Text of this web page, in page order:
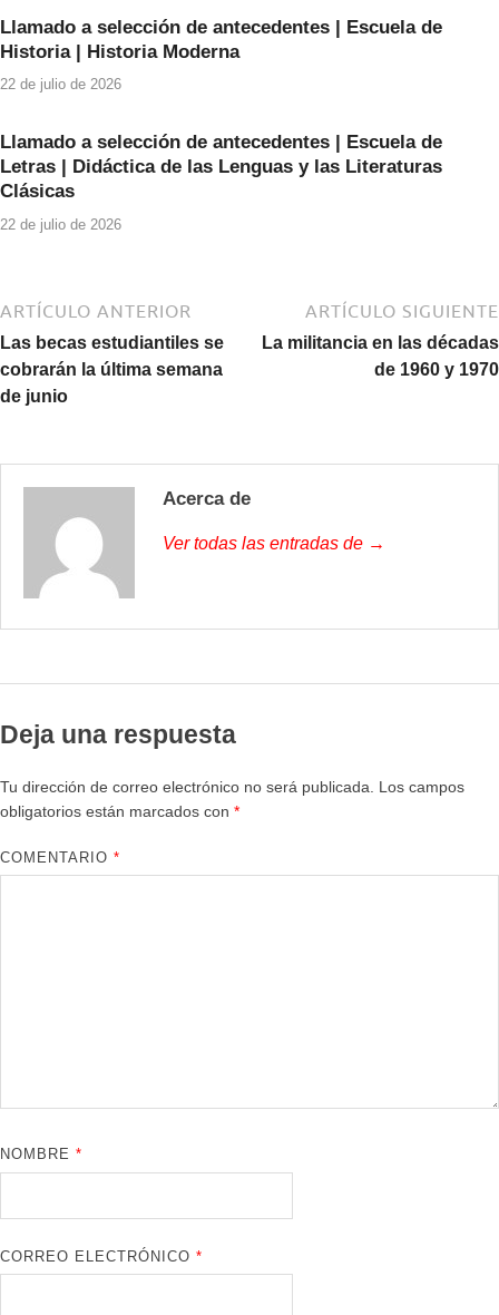
Llamado a selección de antecedentes | Escuela de
Historia | Historia Moderna
22 de julio de 2026
Llamado a selección de antecedentes | Escuela de
Letras | Didáctica de las Lenguas y las Literaturas
Clásicas
22 de julio de 2026
ARTÍCULO ANTERIOR
Las becas estudiantiles se
cobrarán la última semana
de junio
ARTÍCULO SIGUIENTE
La militancia en las décadas
de 1960 y 1970
Acerca de
Ver todas las entradas de →
Deja una respuesta
Tu dirección de correo electrónico no será publicada.
Los campos
obligatorios están marcados con *
COMENTARIO*
NOMBRE*
CORREO ELECTRÓNICO*